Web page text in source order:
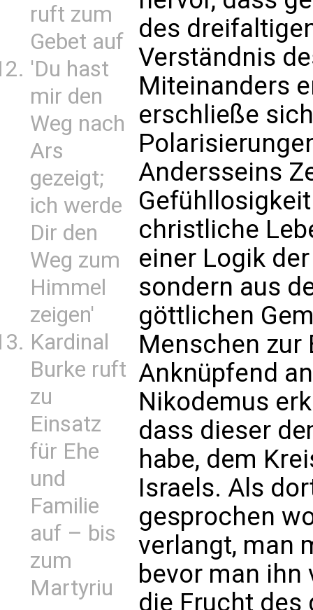
ruft zum
Gebet auf
'Du hast
mir den
Weg nach
Ars
gezeigt;
ich werde
Dir den
Weg zum
Himmel
zeigen'
Kardinal
Burke ruft
zu
Einsatz
für Ehe
und
Familie
auf – bis
zum
Martyriu
des
Verständnis
Miteinanders
erschließe
Andersseins
christliche
einer Logik
sondern aus
göttlichen
Menschen zur
Anknüpfend
Nikodemus
dass dieser
habe, dem
Israels. Als
gesprochen
verlangt, man
bevor man
die Frucht